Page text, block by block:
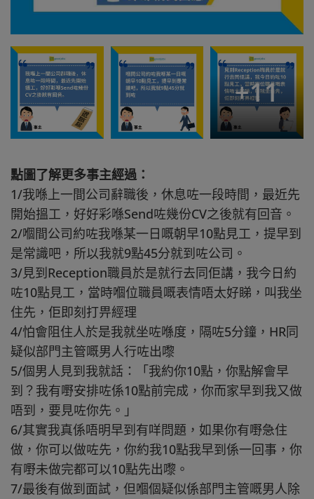
+11
點圖了解更多事主經過：
1/我喺上一間公司辭職後，休息咗一段時間，最近先
開始搵工，好好彩喺Send咗幾份CV之後就有回音。
2/嗰間公司約咗我喺某一日嘅朝早10點見工，提早到
是常識吧，所以我就9點45分就到咗公司。
3/見到Reception職員於是就行去同佢講，我今日約
咗10點見工，當時嗰位職員嘅表情唔太好睇，叫我坐
住先，佢即刻打畀經理
4/怕會阻住人於是我就坐咗喺度，隔咗5分鐘，HR同
疑似部門主管嘅男人行咗出嚟
5/個男人見到我就話：「我約你10點，你點解會早
到？我有嘢安排咗係10點前完成，你而家早到我又做
唔到，要見咗你先。」
6/其實我真係唔明早到有咩問題，如果你有嘢急住
做，你可以做咗先，你約我10點我早到係一回事，你
有嘢未做完都可以10點先出嚟。
7/最後有做到面試，但嗰個疑似係部門主管嘅男人除